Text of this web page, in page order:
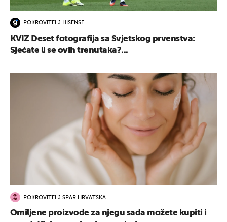
POKROVITELJ HISENSE
KVIZ Deset fotografija sa Svjetskog prvenstva:
Sjećate li se ovih trenutaka?...
POKROVITELJ SPAR HRVATSKA
Omiljene proizvode za njegu sada možete kupiti i